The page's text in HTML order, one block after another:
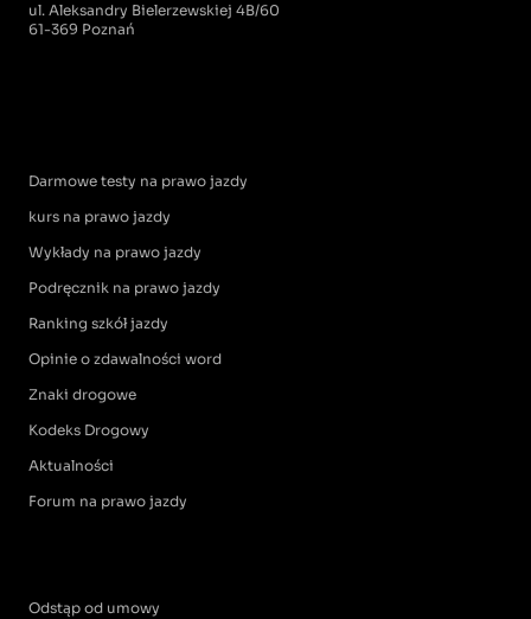
ul. Aleksandry Bielerzewskiej 4B/60
61-369 Poznań
Darmowe testy na prawo jazdy
kurs na prawo jazdy
Wykłady na prawo jazdy
Podręcznik na prawo jazdy
Ranking szkół jazdy
Opinie o zdawalności word
Znaki drogowe
Kodeks Drogowy
Aktualności
Forum na prawo jazdy
Odstąp od umowy